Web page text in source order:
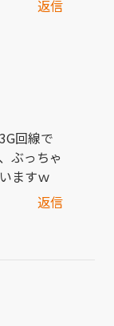
返信
回線で
ぶっちゃ
ますｗ
返信